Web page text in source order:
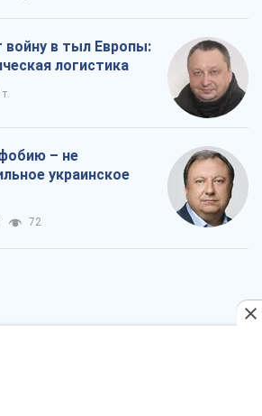
войну в тыл Европы:
логистика
– не
украинское
72